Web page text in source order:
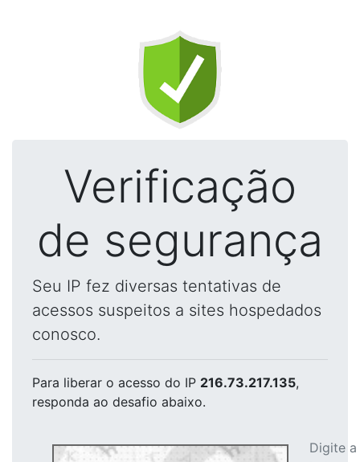
Verificação
de segurança
Seu IP fez diversas tentativas de
acessos suspeitos a sites hospedados
conosco.
Para liberar o acesso do IP 216.73.217.135,
responda ao desafio abaixo.
Digite